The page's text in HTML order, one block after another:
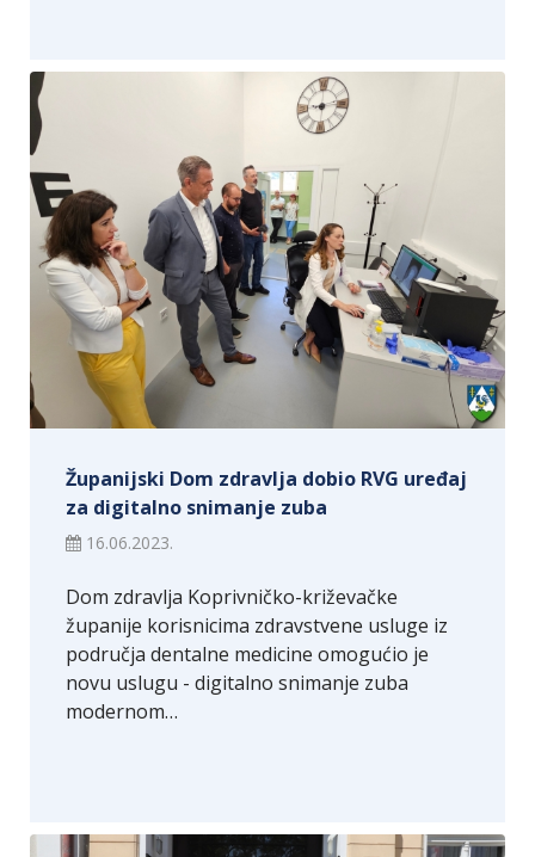
Županijski Dom zdravlja dobio RVG uređaj
za digitalno snimanje zuba
16.06.2023.
Dom zdravlja Koprivničko-križevačke
županije korisnicima zdravstvene usluge iz
područja dentalne medicine omogućio je
novu uslugu - digitalno snimanje zuba
modernom…